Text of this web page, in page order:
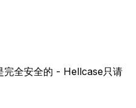
完全安全的 - Hellcase只请